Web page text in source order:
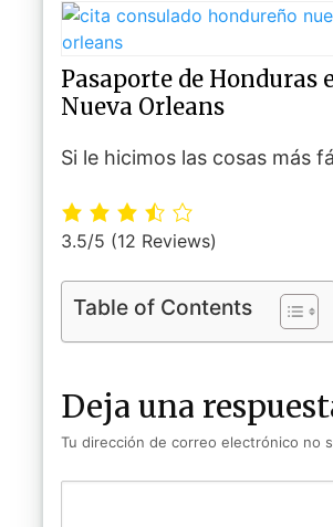
Pasaporte de Honduras
Nueva Orleans
Si le hicimos las cosas más
3.5/5 (12 Reviews)
Table of Contents
Deja una
Tu dirección de correo electrónico no